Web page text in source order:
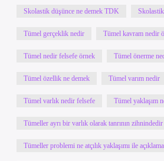
Skolastik düşünce ne demek TDK
Tümel gerçeklik nedir Tümel kavram nedir
Tümel nedir felsefe örnek Tümel önerme
Tümel özellik ne demek Tümel varım nedir
Tümel varlık nedir felsefe Tümel yaklaşım
Tümeller ayrı bir varlık olarak tanrının
Tümeller problemi ne atçılık yaklaşımı ile